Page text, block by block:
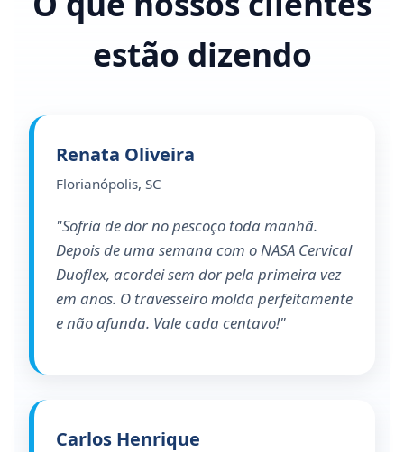
estão dizendo
Renata Oliveira
Florianópolis, SC
"Sofria de dor no pescoço toda manhã.
Depois de uma semana com o NASA Cervical
Duoflex, acordei sem dor pela primeira vez
em anos. O travesseiro molda perfeitamente
e não afunda. Vale cada centavo!"
Carlos Henrique